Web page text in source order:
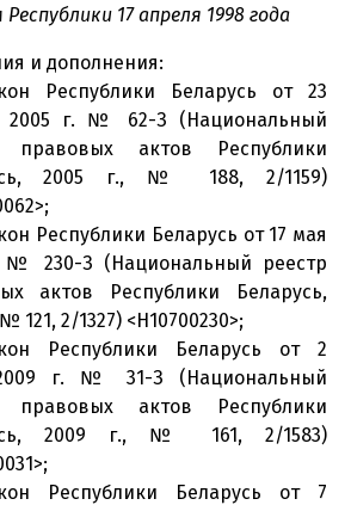
17 апреля 1998 года
и дополнения:
Республики Беларусь от 23
2005 г. № 62-З (Национальный
правовых актов Республики
2005 г., № 188, 2/1159)
Республики Беларусь от 17 мая
№ 230-З (Национальный реестр
актов Республики Беларусь,
121, 2/1327) <H10700230>;
Республики Беларусь от 2
г. № 31-З (Национальный
правовых актов Республики
2009 г., № 161, 2/1583)
Республики Беларусь от 7